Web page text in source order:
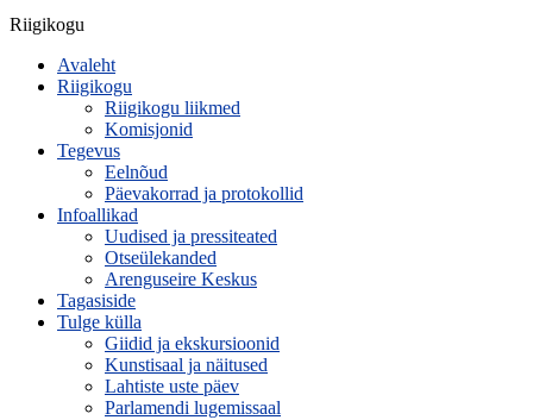
Riigikogu
Avaleht
Riigikogu
Riigikogu liikmed
Komisjonid
Tegevus
Eelnõud
Päevakorrad ja protokollid
Infoallikad
Uudised ja pressiteated
Otseülekanded
Arenguseire Keskus
Tagasiside
Tulge külla
Giidid ja ekskursioonid
Kunstisaal ja näitused
Lahtiste uste päev
Parlamendi lugemissaal